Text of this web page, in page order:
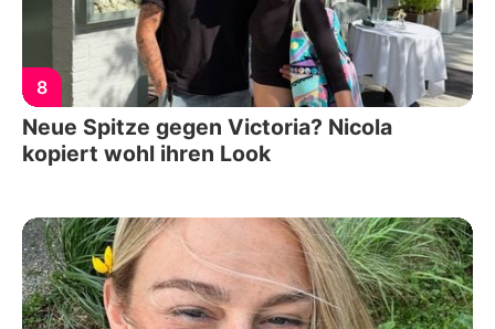
8
Neue Spitze gegen Victoria? Nicola
kopiert wohl ihren Look